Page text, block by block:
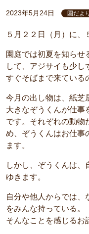
2023年5月24日 園だより
５月２２日（月）に、
園庭では初夏を知らせ
して、アジサイも少し
すぐそばまで来ている
今月の出し物は、紙芝
大きなぞうくんが仕事
です。それぞれの動物
め、ぞうくんはお仕事
ます。
しかし、ぞうくんは、
ゆきます。
自分や他人からでは、
をみんな持っている。
そんなことを感じるお